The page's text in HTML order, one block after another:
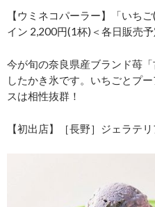
【ウミネコパーラー】「いち
イン 2,200円(1杯)＜各日販売
今が旬の奈良県産ブランド苺
したかき氷です。いちごとプ
スは相性抜群！
【初出店】［長野］ジェラテ